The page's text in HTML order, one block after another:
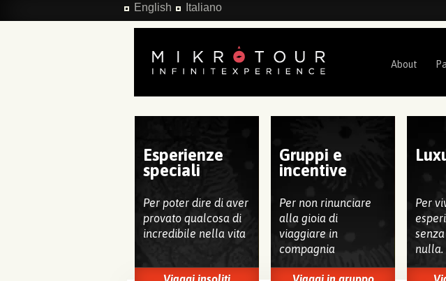
Salta al contenuto principaleEnglish Italiano
About
Esperienze
speciali
Per poter dire di aver
provato qualcosa di
incredibile nella vita
Gruppi e
incentive
Per non rinunciare
alla gioia di
viaggiare in
compagnia
Per
nulla.